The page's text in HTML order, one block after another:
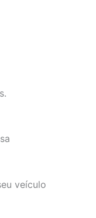
veículo